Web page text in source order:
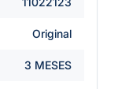
Original
3 MESES